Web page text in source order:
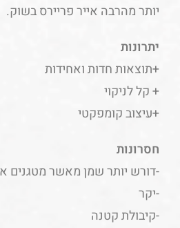
יותר מהרבה אייר פריירס בשוק.
יתרונות
+תוצאות חדות ואחידות
+ קל לניקוי
+עיצוב קומפקטי
חסרונות
-דורש יותר שמן מאשר מטגנים
-יקר
-קיבולת קטנה